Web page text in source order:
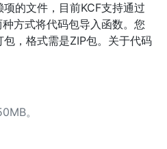
的文件，目前KCF支持通过
方式将代码包导入函数。您
，格式需是ZIP包。关于代码
。